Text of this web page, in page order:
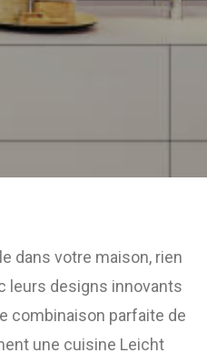
dans votre maison, rien
leurs designs innovants
combinaison parfaite de
une cuisine Leicht